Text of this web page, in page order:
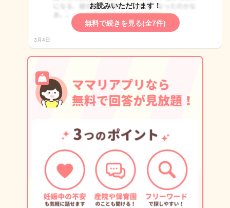
お読みいただけます！
無料で続きを見る(全7件)
3月4日